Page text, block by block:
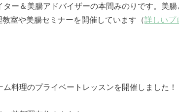
ター＆美腸アドバイザーの本間みのりです。美
室や美腸セミナーを開催しています（詳しいプ
料理のプライベートレッスンを開催しました！